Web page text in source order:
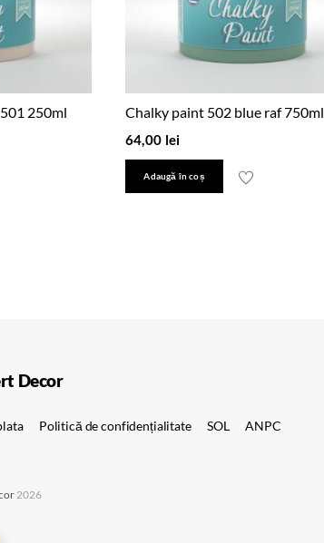
250ml Chalky paint 502 blue raf 750ml
64,00 lei
Adaugă în coș
Decor
Politică de confidențialitate SOL ANPC
2026